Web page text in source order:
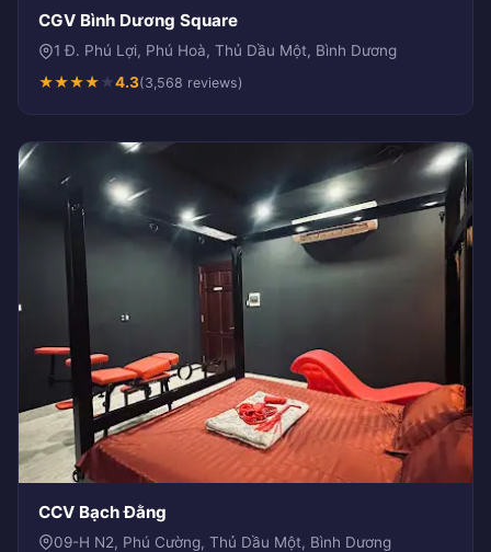
CGV Bình Dương Square
1 Đ. Phú Lợi, Phú Hoà, Thủ Dầu Một, Bình Dương
★★★★★4.3(3,568 reviews)
CCV Bạch Đằng
09-H N2, Phú Cường, Thủ Dầu Một, Bình Dương